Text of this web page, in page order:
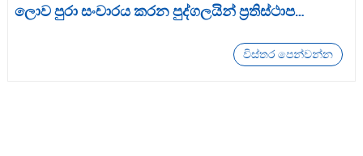
ලොව පුරා සංචාරය කරන පුද්ගලයින් ප්‍රතිස්ථාපනය කළ හැකි ප්ලග් සහිත ඇඩැප්ටර වලට කැමති ඇයි?
විස්තර පෙන්වන්න